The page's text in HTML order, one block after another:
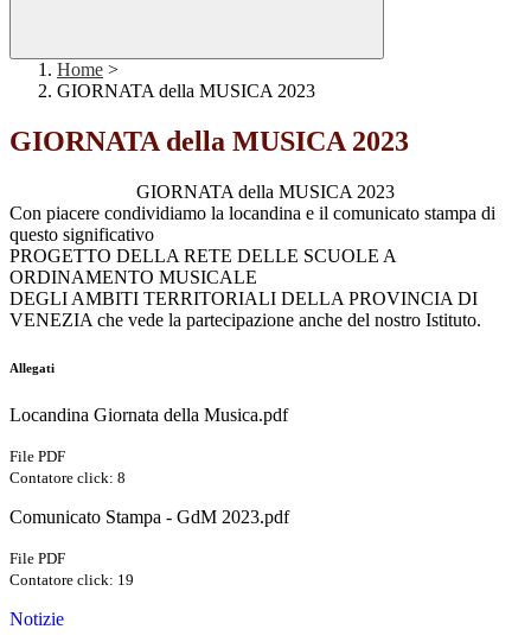
Home >
GIORNATA della MUSICA 2023
GIORNATA della MUSICA 2023
GIORNATA della MUSICA 2023
Con piacere condividiamo la locandina e il comunicato stampa di
questo significativo
PROGETTO DELLA RETE DELLE SCUOLE A
ORDINAMENTO MUSICALE
DEGLI AMBITI TERRITORIALI DELLA PROVINCIA DI
VENEZIA che vede la partecipazione anche del nostro Istituto.
Allegati
Locandina Giornata della Musica.pdf
File PDF
Contatore click: 8
Comunicato Stampa - GdM 2023.pdf
File PDF
Contatore click: 19
Notizie